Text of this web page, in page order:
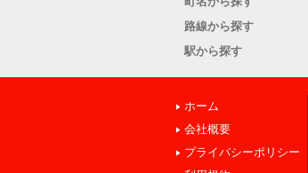
路線から探す
駅から探す
ホーム
会社概要
プライバシーポリシー